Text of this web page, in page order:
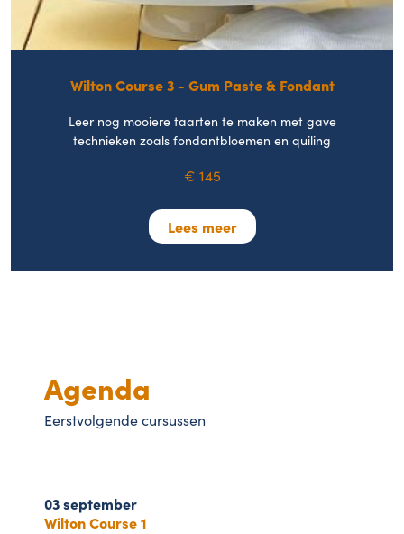
Wilton Course 3 - Gum Paste & Fondant
Leer nog mooiere taarten te maken met gave
technieken zoals fondantbloemen en quiling
€ 145
Lees meer
Agenda
Eerstvolgende cursussen
03 september
Wilton Course 1